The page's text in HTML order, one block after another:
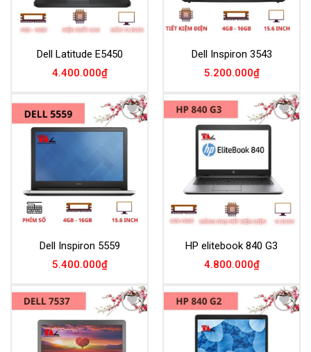
Dell Latitude E5450
4.400.000₫
Dell Inspiron 3543
5.200.000₫
Add to
Dell Inspiron 5559
5.400.000₫
Add to
HP elitebook 840 G3
4.800.000₫
Add to
Wishlist
Add to
Wishlist